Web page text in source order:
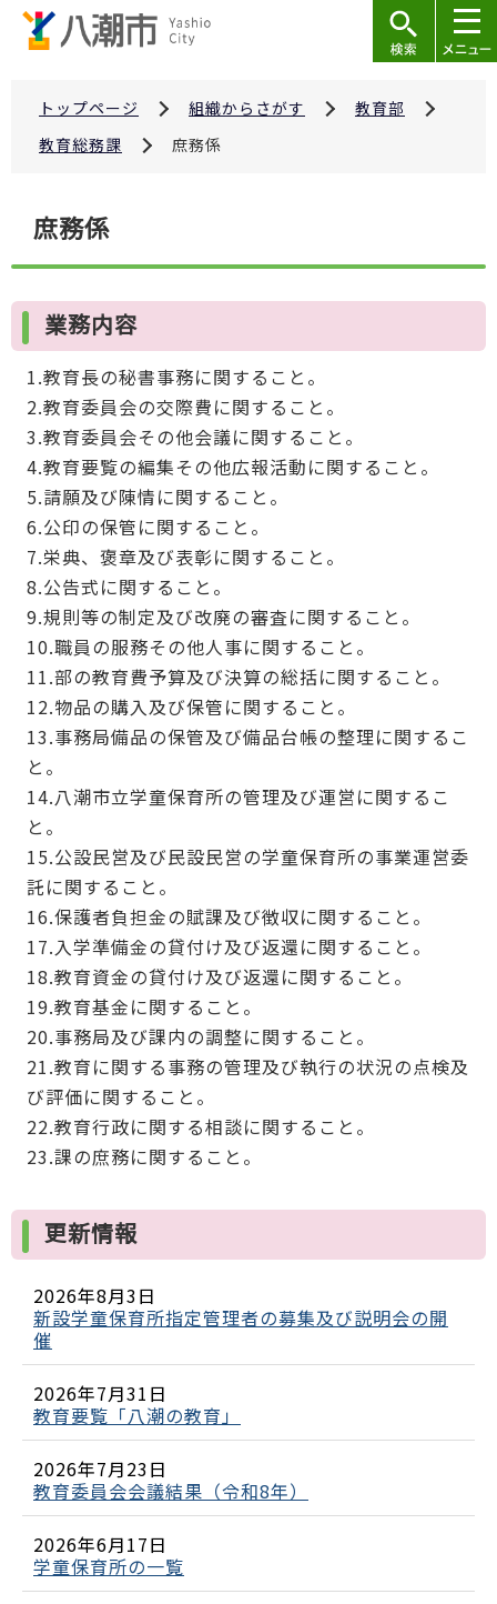
トップページ 組織からさがす
教育部
教育総務課
庶務係
こ
こ
ら
庶務係
業務内容
1.教育長の秘書事務に関すること。
2.教育委員会の交際費に関すること。
3.教育委員会その他会議に関すること。
4.教育要覧の編集その他広報活動に関すること。
5.請願及び陳情に関すること。
6.公印の保管に関すること。
7.栄典、褒章及び表彰に関すること。
8.公告式に関すること。
9.規則等の制定及び改廃の審査に関すること。
10.職員の服務その他人事に関すること。
11.部の教育費予算及び決算の総括に関すること。
12.物品の購入及び保管に関すること。
13.事務局備品の保管及び備品台帳の整理に関するこ
と。
14.八潮市立学童保育所の管理及び運営に関するこ
と。
15.公設民営及び民設民営の学童保育所の事業運営委
託に関すること。
16.保護者負担金の賦課及び徴収に関すること。
17.入学準備金の貸付け及び返還に関すること。
18.教育資金の貸付け及び返還に関すること。
19.教育基金に関すること。
20.事務局及び課内の調整に関すること。
21.教育に関する事務の管理及び執行の状況の点検及
び評価に関すること。
22.教育行政に関する相談に関すること。
23.課の庶務に関すること。
更新情報
2026年8月3日
新設学童保育所指定管理者の募集及び説明会の開
催
2026年7月31日
教育要覧「八潮の教育」
2026年7月23日
教育委員会会議結果（令和8年）
2026年6月17日
学童保育所の一覧